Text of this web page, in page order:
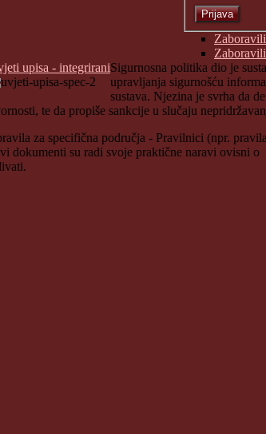
upisa - integriraniSigurnosna politika dio je
upravljanja sigurnošću
sustava. Njezina je svrha da
te da propiše sankcije u slučaju
za specifična područja - Pravilnici (npr. pravila
dokumenti su radi svoje praktične naravi ovisni o